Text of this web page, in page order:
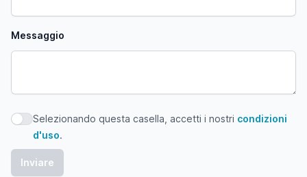
Messaggio
Selezionando questa casella, accetti i nostri condizioni
Selezionando questa casella, accetti i nostri condizioni
d'uso.